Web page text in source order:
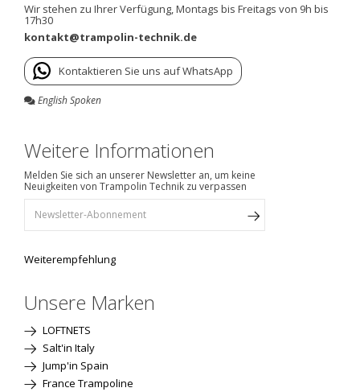
Wir stehen zu Ihrer Verfügung, Montags bis Freitags von 9h bis
17h30
kontakt@trampolin-technik.de
Kontaktieren Sie uns auf WhatsApp
English Spoken
Weitere Informationen
Melden Sie sich an unserer Newsletter an, um keine
Neuigkeiten von Trampolin Technik zu verpassen
Weiterempfehlung
Unsere Marken
LOFTNETS
Salt'in Italy
Jump'in Spain
France Trampoline